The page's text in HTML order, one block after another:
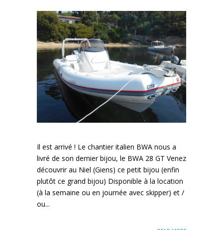
Il est arrivé ! Le chantier italien BWA nous a
livré de son dernier bijou, le BWA 28 GT Venez
découvrir au Niel (Giens) ce petit bijou (enfin
plutôt ce grand bijou) Disponible à la location
(à la semaine ou en journée avec skipper) et /
ou...